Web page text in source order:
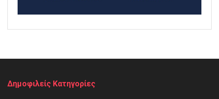
Δημοφιλείς Κατηγορίες